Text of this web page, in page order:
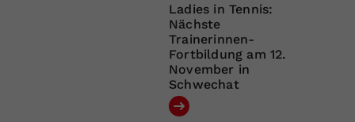
Ladies in Tennis:
Nächste
Trainerinnen-
Fortbildung am 12.
November in
Schwechat